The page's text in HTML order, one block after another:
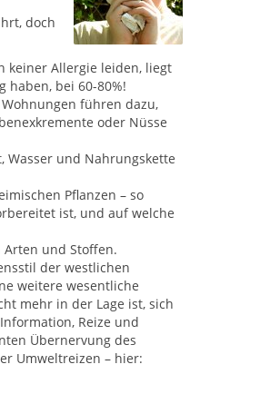
doch
keiner Allergie leiden, liegt
haben, bei 60-80%!
führen dazu,
oder Nüsse
Wasser und Nahrungskette
Pflanzen – so
ist, und auf welche
und Stoffen.
der westlichen
weitere wesentliche
mehr in der Lage ist, sich
Reize und
Übernervung des
Umweltreizen – hier: